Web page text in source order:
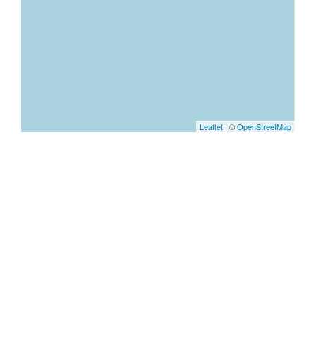
Leaflet | ©OpenStreetMap